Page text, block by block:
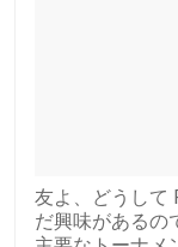
友よ、どうして
だ興味があるの